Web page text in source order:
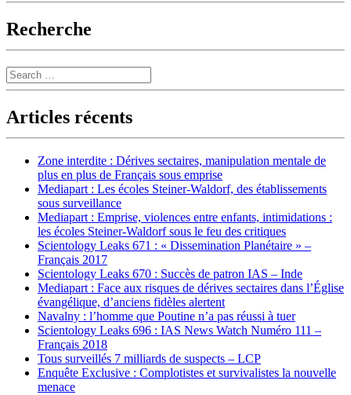
Recherche
Search
Articles récents
Zone interdite : Dérives sectaires, manipulation mentale de
plus en plus de Français sous emprise
Mediapart : Les écoles Steiner-Waldorf, des établissements
sous surveillance
Mediapart : Emprise, violences entre enfants, intimidations :
les écoles Steiner-Waldorf sous le feu des critiques
Scientology Leaks 671 : « Dissemination Planétaire » –
Français 2017
Scientology Leaks 670 : Succès de patron IAS – Inde
Mediapart : Face aux risques de dérives sectaires dans l’Église
évangélique, d’anciens fidèles alertent
Navalny : l’homme que Poutine n’a pas réussi à tuer
Scientology Leaks 696 : IAS News Watch Numéro 111 –
Français 2018
Tous surveillés 7 milliards de suspects – LCP
Enquête Exclusive : Complotistes et survivalistes la nouvelle
menace